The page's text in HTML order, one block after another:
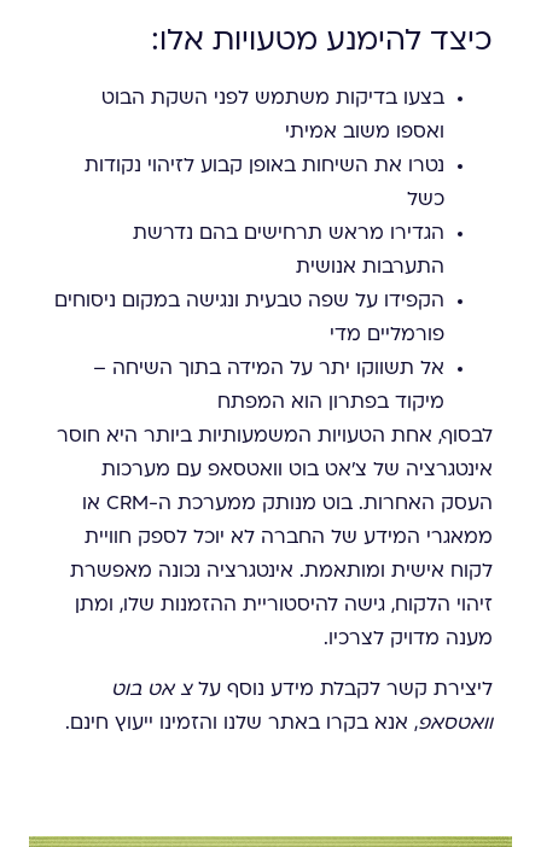
כיצד להימנע מטעויות אלו:
בצעו בדיקות משתמש לפני השקת הבוט
ואספו משוב אמיתי
נטרו את השיחות באופן קבוע לזיהוי נקודות
כשל
הגדירו מראש תרחישים בהם נדרשת
התערבות אנושית
הקפידו על שפה טבעית ונגישה במקום ניסוחים
פורמליים מדי
אל תשווקו יתר על המידה בתוך השיחה –
מיקוד בפתרון הוא המפתח
לבסוף, אחת הטעויות המשמעותיות ביותר היא חוסר
אינטגרציה של צ'אט בוט וואטסאפ עם מערכות
העסק האחרות. בוט מנותק ממערכת ה-CRM או
ממאגרי המידע של החברה לא יוכל לספק חוויית
לקוח אישית ומותאמת. אינטגרציה נכונה מאפשרת
זיהוי הלקוח, גישה להיסטוריית ההזמנות שלו, ומתן
מענה מדויק לצרכיו.
ליצירת קשר לקבלת מידע נוסף עלצ אט בוט
וואטסאפ, אנא בקרו באתר שלנו והזמינו ייעוץ חינם.